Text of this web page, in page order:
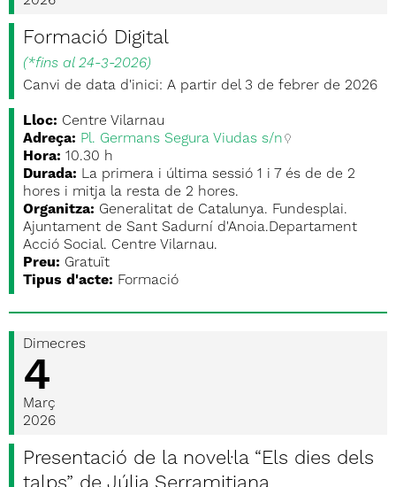
Formació Digital
(*fins al 24-3-2026)
Canvi de data d'inici: A partir del 3 de febrer de 2026
Lloc: Centre Vilarnau
Adreça: Pl. Germans Segura Viudas s/n
Hora: 10.30 h
Durada: La primera i última sessió 1 i 7 és de de 2
hores i mitja la resta de 2 hores.
Organitza: Generalitat de Catalunya. Fundesplai.
Ajuntament de Sant Sadurní d'Anoia.Departament
Acció Social. Centre Vilarnau.
Preu: Gratuït
Tipus d'acte: Formació
Dimecres
4
Març
2026
Presentació de la novel·la “Els dies dels